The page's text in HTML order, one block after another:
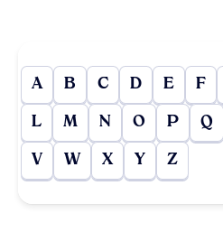
A B C D E F
L M N O P Q
V W X Y Z